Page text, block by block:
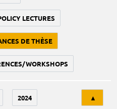
LECTURES
DE THÈSE
WORKSHOPS
2024 ▲